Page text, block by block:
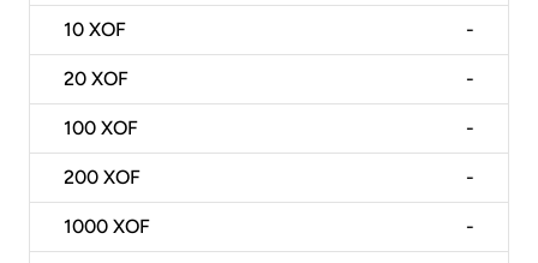
10 XOF -
20 XOF -
100 XOF -
200 XOF -
1000 XOF -